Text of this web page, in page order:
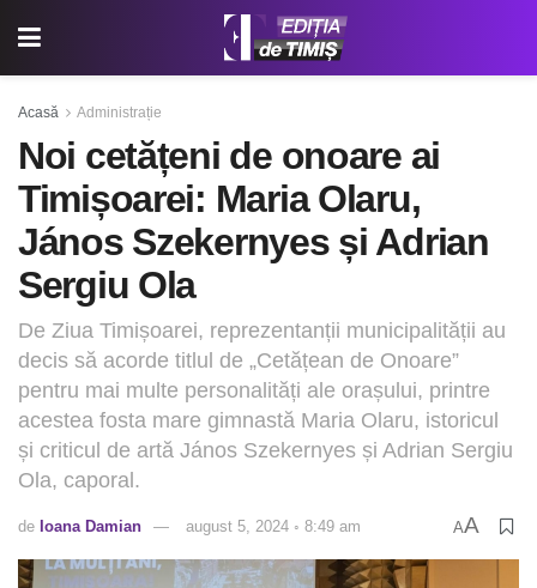
Acasă Administrație
Noi cetățeni de onoare ai
Timișoarei: Maria Olaru,
János Szekernyes și Adrian
Sergiu Ola
De Ziua Timișoarei, reprezentanții municipalității au
decis să acorde titlul de „Cetățean de Onoare”
pentru mai multe personalități ale orașului, printre
acestea fosta mare gimnastă Maria Olaru, istoricul
și criticul de artă János Szekernyes și Adrian Sergiu
Ola, caporal.
de Ioana Damian august 5, 2024 ◦ 8:49 am AA